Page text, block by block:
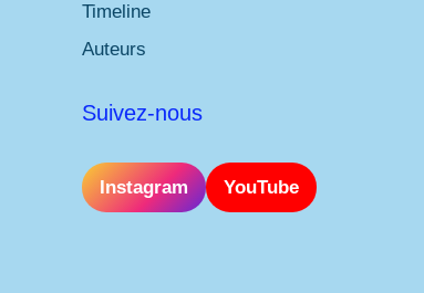
Timeline
Auteurs
Suivez-nous
Instagram YouTube